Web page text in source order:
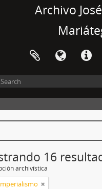
Archivo
16
archivística